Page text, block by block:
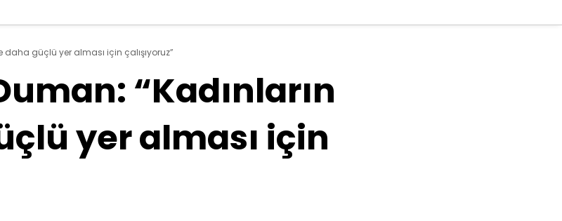
daha güçlü yer alması için çalışıyoruz”
“Kadınların
yer alması için